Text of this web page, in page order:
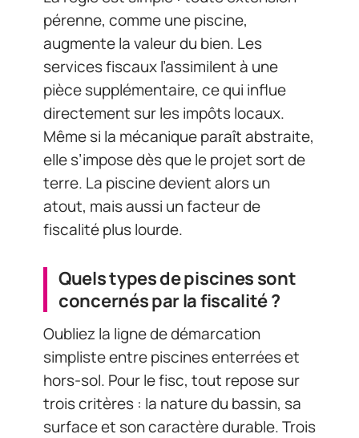
pérenne, comme une piscine,
augmente la valeur du bien. Les
services fiscaux l’assimilent à une
pièce supplémentaire, ce qui influe
directement sur les impôts locaux.
Même si la mécanique paraît abstraite,
elle s’impose dès que le projet sort de
terre. La piscine devient alors un
atout, mais aussi un facteur de
fiscalité plus lourde.
Quels types de piscines sont
concernés par la fiscalité ?
Oubliez la ligne de démarcation
simpliste entre piscines enterrées et
hors-sol. Pour le fisc, tout repose sur
trois critères : la nature du bassin, sa
surface et son caractère durable. Trois